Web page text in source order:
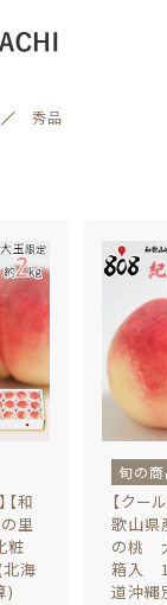
秀品
和
里
粧
海
)
旬の
【クー
歌山県
の桃
箱入
道沖縄
旬の商品
訳あり
予約商品
旬の商品
訳あり商品
贈答用商品
絞り込み検索